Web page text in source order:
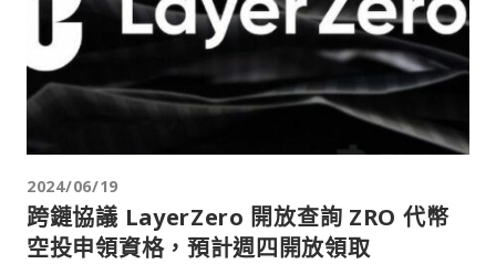
2024/06/19
跨鏈協議 LayerZero 開放查詢 ZRO 代幣
空投申領資格，預計週四開放領取